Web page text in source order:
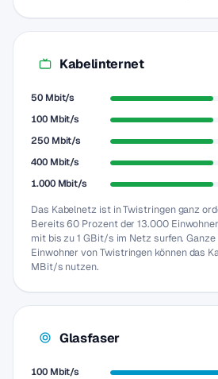
Kabelinternet
50 Mbit/s
100 Mbit/s
250 Mbit/s
400 Mbit/s
1.000 Mbit/s
Das Kabelnetz ist in Twistringen ganz
Bereits 60 Prozent der 13.000
mit bis zu 1 GBit/s im Netz surfen.
Einwohner von Twistringen können das
MBit/s nutzen.
Glasfaser
100 Mbit/s